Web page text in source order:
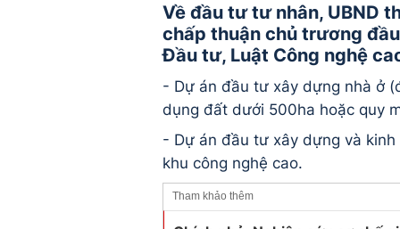
Về đầu tư tư nhân, UBND
chấp thuận chủ trương
Đầu tư, Luật Công nghệ
- Dự án đầu tư xây dựng nhà ở
dụng đất dưới 500ha hoặc quy
- Dự án đầu tư xây dựng và
khu công nghệ cao.
Tham khảo thêm